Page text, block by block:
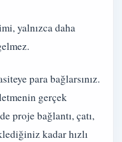
yalnızca daha
para bağlarsınız.
gerçek
proje bağlantı, çatı,
kadar hızlı